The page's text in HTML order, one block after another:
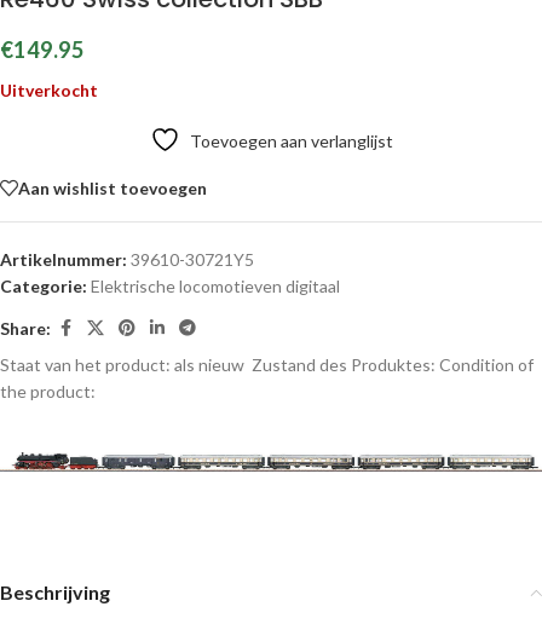
€149.95
Uitverkocht
Toevoegen aan verlanglijst
Aan wishlist toevoegen
Artikelnummer: 39610-30721Y5
Categorie: Elektrische locomotieven digitaal
Share:
Staat van het product: als nieuw Zustand des Produktes: Condition of
the product:
Beschrijving